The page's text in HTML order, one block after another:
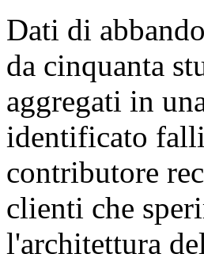
Dati di
da cinquanta
aggregati in
identificato
contributore
clienti che
l'architettura